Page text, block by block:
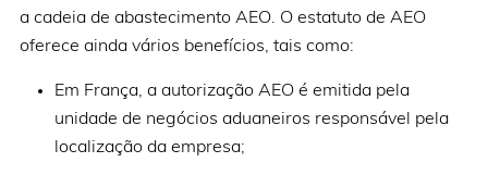
a cadeia de abastecimento AEO. O estatuto de AEO
oferece ainda vários benefícios, tais como:
Em França, a autorização AEO é emitida pela
unidade de negócios aduaneiros responsável pela
localização da empresa;